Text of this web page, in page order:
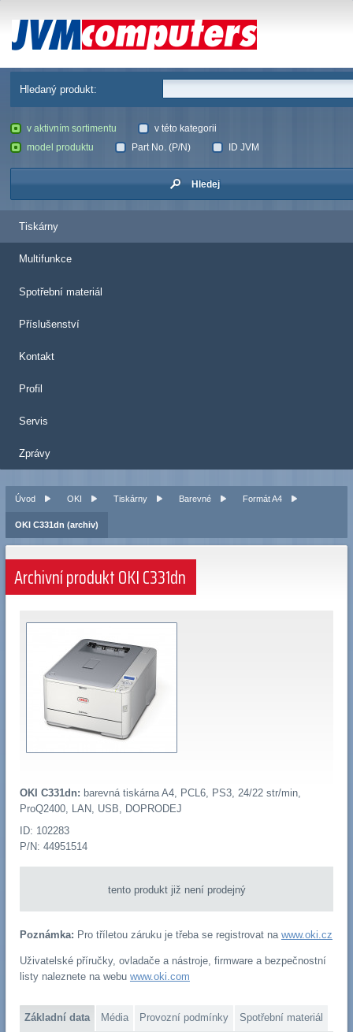
JVM Computers
Hledaný produkt:
v aktivním sortimentu
v této kategorii
model produktu
Part No. (P/N) ID JVM
Hledej
Tiskárny
Multifunkce
Spotřební materiál
Příslušenství
Kontakt
Profil
Servis
Zprávy
Úvod OKI Tiskárny Barevné Formát A4
OKI C331dn (archiv)
Archivní produkt OKI C331dn
OKI C331dn: barevná tiskárna A4, PCL6, PS3, 24/22 str/min,
ProQ2400, LAN, USB, DOPRODEJ
ID: 102283
P/N: 44951514
tento produkt již není prodejný
Poznámka: Pro tříletou záruku je třeba se registrovat na www.oki.cz
Uživatelské příručky, ovladače a nástroje, firmware a bezpečnostní
listy naleznete na webu www.oki.com
Základní data Média Provozní podmínky Spotřební materiál